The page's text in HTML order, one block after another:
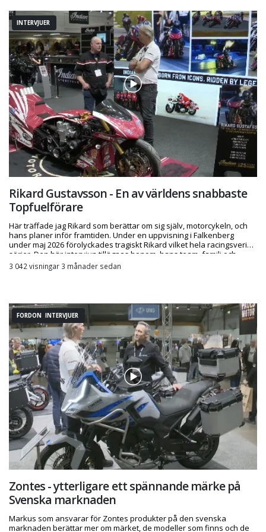
INTERVJUER
Rikard Gustavsson - En av världens snabbaste
Topfuelförare
Här träffade jag Rikard som berättar om sig själv, motorcykeln, och
hans planer inför framtiden. Under en uppvisning i Falkenberg
under maj 2026 förolyckades tragiskt Rikard vilket hela racingsverige
sörjer. Den här intervjun tillägnas honom, hans team, familj och
vänner.
3 042 visningar 3 månader sedan
FORDON INTERVJUER
Zontes - ytterligare ett spännande märke på
Svenska marknaden
Markus som ansvarar för Zontes produkter på den svenska
marknaden berättar mer om märket, de modeller som finns och de